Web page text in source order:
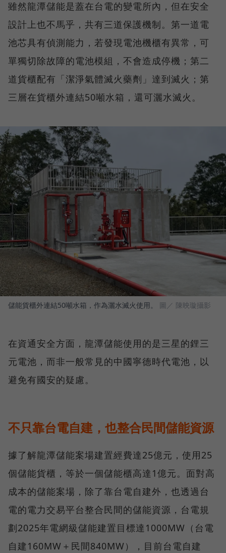
雖然龍潭儲能是蓋在台電的變電所內，但在安全
設計上也不馬乎，共有三道保護機制。第一道電
池芯具有偵測能力，若發現電池機櫃有異常，可
單獨切除故障的電池模組，不會造成停機；第二
道貨櫃配有「潔淨氣體滅火藥劑」達到滅火；第
三層在貨櫃外連結50噸水箱，還可灑水滅火。
儲能貨櫃外連結50噸水箱，作為灑水滅火使用。 圖／ 陳映璇攝影
在資通安全方面，龍潭儲能使用的是三星的鋰三
元電池，而非一般常見的中國寧德時代電池，以
避免有國安的疑慮。
不只靠台電自建，也整合民間儲能資源
據了解龍潭儲能案場建置經費達25億元，使用25
個儲能貨櫃，等於一個儲能櫃高達1億元。面對高
成本的儲能案場，除了靠台電自建外，也透過台
電的電力交易平台整合民間的儲能資源，台電規
劃2025年電網級儲能建置目標達1000MW（台電
自建160MW＋民間840MW），目前台電自建